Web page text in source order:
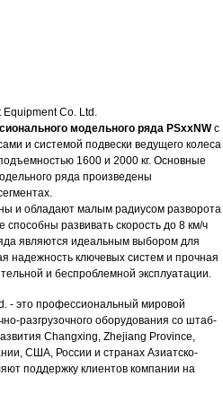
Co. Ltd.
модельного ряда PSxxNWс
и системой подвески ведущего колеса
1600 и 2000 кг. Основные
ряда произведены
и обладают малым радиусом разворота
развивать скорость до 8 км/ч
являются идеальным выбором для
надежность ключевых систем и прочная
и беспроблемной эксплуатации.
- это профессиональный мировой
разгрузочного оборудования со штаб-
Changxing, Zhejiang Province,
США, России и странах Азиатско-
поддержку клиентов компании на